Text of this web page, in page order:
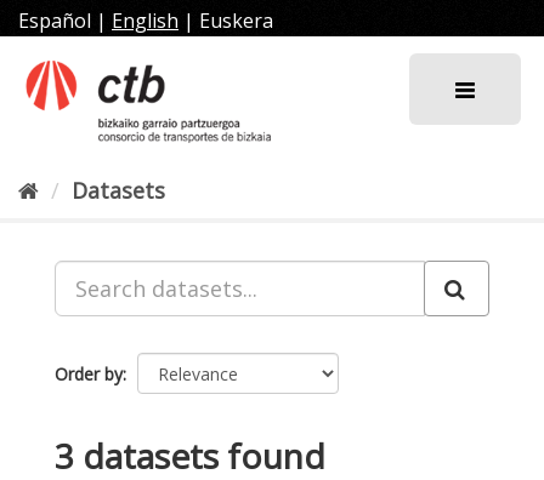
Skip
to
content
Español | English | Euskera
Datasets
Order by
3 datasets found